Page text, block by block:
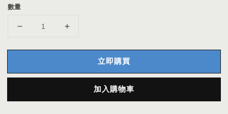
數量
立即購買
加入購物車